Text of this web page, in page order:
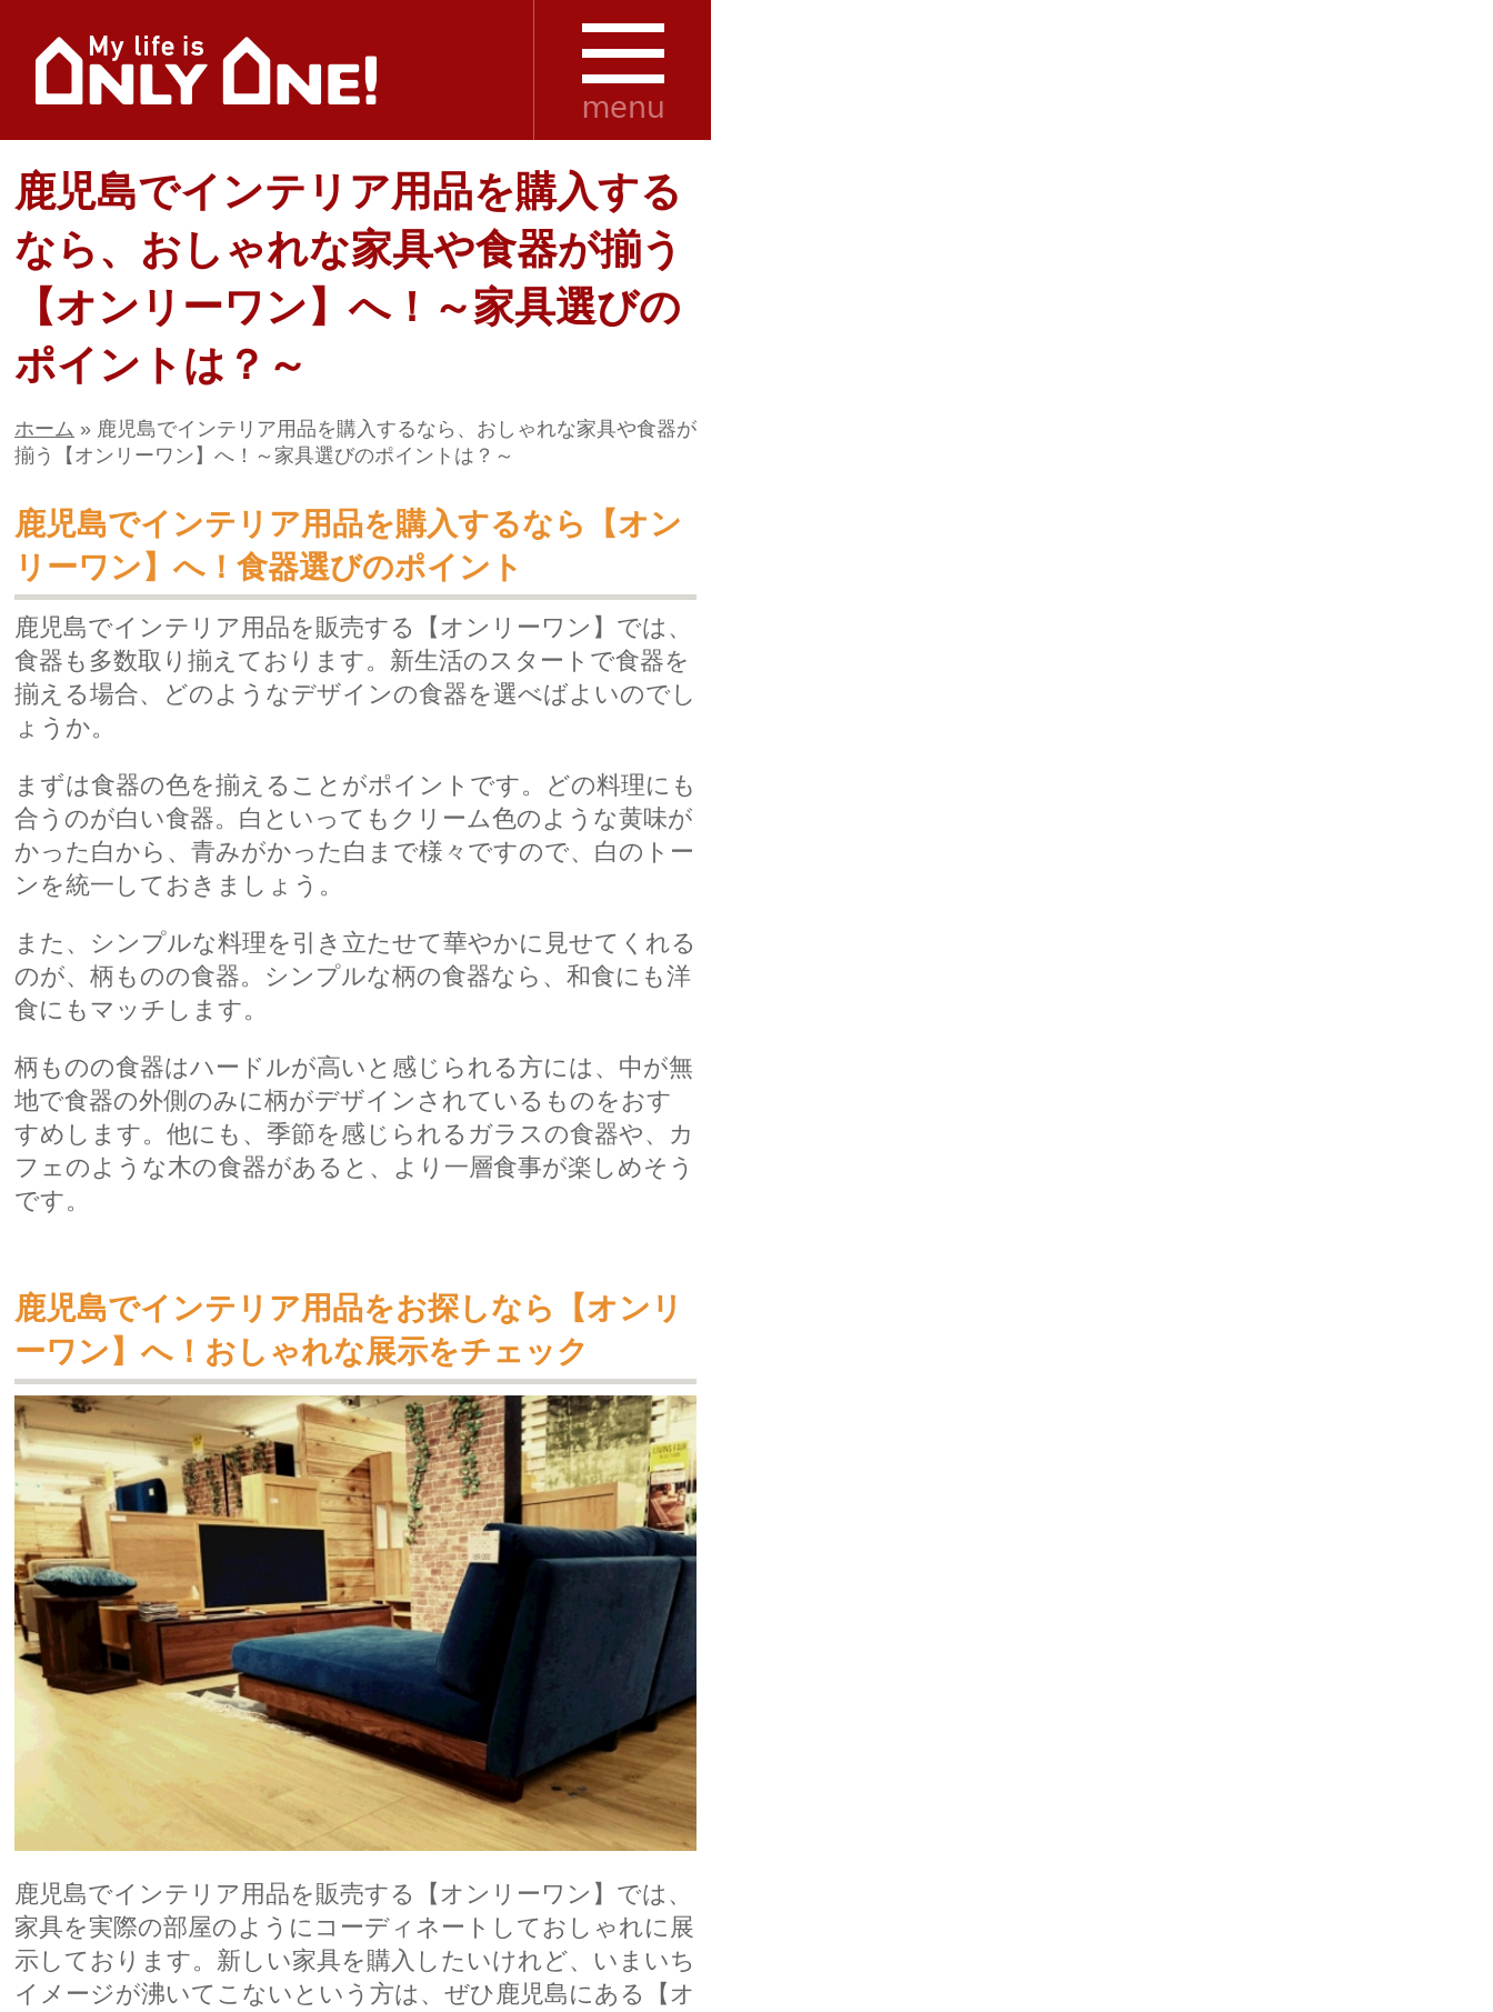
鹿児島でインテリア用品を購入する
なら、おしゃれな家具や食器が揃う
【オンリーワン】へ！～家具選びの
ポイントは？～
ホーム » 鹿児島でインテリア用品を購入するなら、おしゃれな家具や食器が
揃う【オンリーワン】へ！～家具選びのポイントは？～
鹿児島でインテリア用品を購入するなら【オン
リーワン】へ！食器選びのポイント
鹿児島でインテリア用品を販売する【オンリーワン】では、
食器 も多数取り揃えております。新生活のスタートで食器を
揃える場合、どのようなデザインの食器を選べばよいのでし
ょうか。
まずは食器の色を揃えることがポイントです。どの料理にも
合うのが白い食器。白といってもクリーム色のような黄味が
かった白から、青みがかった白まで様々ですので、白のトー
ンを統一しておきましょう。
また、シンプルな料理を引き立たせて華やかに見せてくれる
のが、柄ものの食器。シンプルな柄の食器なら、和食にも洋
食にもマッチします。
柄ものの食器はハードルが高いと感じられる方には、中が無
地で食器の外側のみに柄がデザインされているものをおす
すめします。他にも、季節を感じられるガラスの食器や、カ
フェのような木の食器があると、より一層食事が楽しめそう
です。
鹿児島でインテリア用品をお探しなら【オンリ
ーワン】へ！おしゃれな展示をチェック
鹿児島でインテリア用品を販売する【オンリーワン】では、
家具を実際の部屋のようにコーディネートしておしゃれに展
示しております。新しい家具を購入したいけれど、いまいち
イメージが沸いてこないという方は、ぜひ鹿児島にある【オ